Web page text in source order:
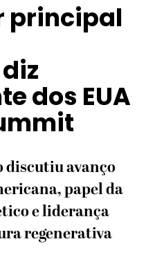
principal
dos EUA
discutiu avanço
papel da
e liderança
regenerativa